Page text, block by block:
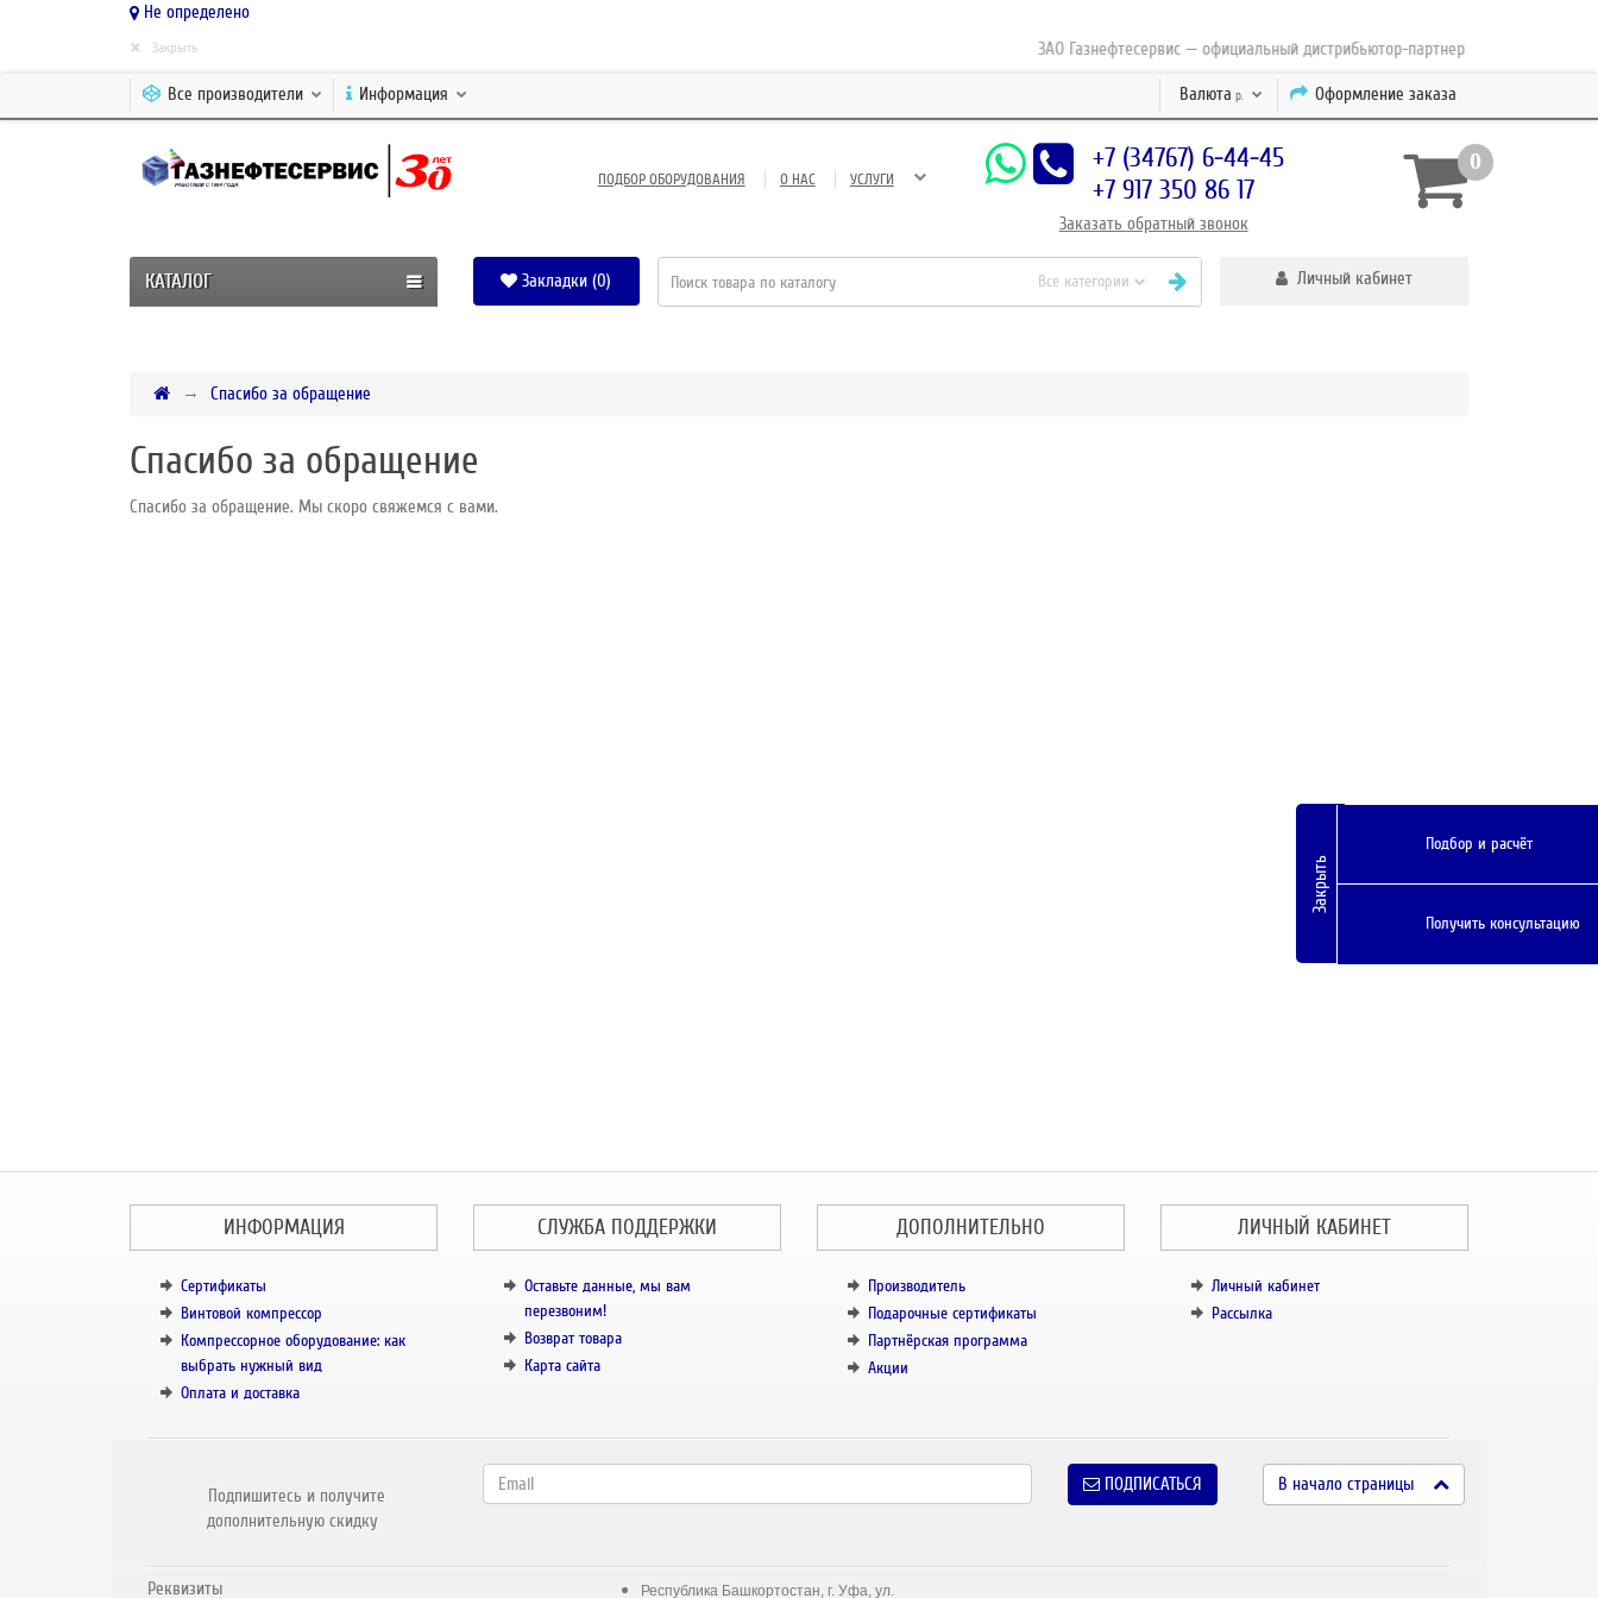
Не определено
ЗАО Газнефтесервис — официальный дистрибьютор-партнер концерна ESAB с
× Закрыть
Оформление заказа
Валюта р.
Все производители Информация
ПОДБОР ОБОРУДОВАНИЯ О НАС УСЛУГИ
+7 (34767) 6-44-45
+7 917 350 86 17
Заказать обратный звонок
0
КАТАЛОГ Закладки (0) Все категории Личный кабинет
Спасибо за обращение
Спасибо за обращение
Спасибо за обращение. Мы скоро свяжемся с вами.
ИНФОРМАЦИЯ
Сертификаты
Винтовой компрессор
Компрессорное оборудование: как
выбрать нужный вид
Оплата и доставка
СЛУЖБА ПОДДЕРЖКИ
Оставьте данные, мы вам
перезвоним!
Возврат товара
Карта сайта
ДОПОЛНИТЕЛЬНО
Производитель
Подарочные сертификаты
Партнёрская программа
Акции
ЛИЧНЫЙ КАБИНЕТ
Личный кабинет
Рассылка
Подпишитесь и получите
дополнительную скидку
ПОДПИСАТЬСЯ В начало страницы
Реквизиты Республика Башкортостан, г. Уфа, ул.
Закрыть
Подбор и расчёт
Получить консультацию